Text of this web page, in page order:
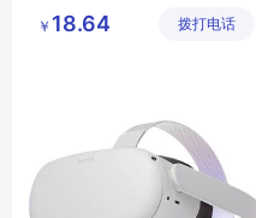
101120
有限公司
￥ 18.64 拨打电话